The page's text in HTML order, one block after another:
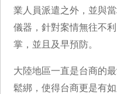
業人員派遣之外，並與
儀器，針對案情無往不
掌，並且及早預防。
大陸地區一直是台商的
鬆綁，使得台商更是有